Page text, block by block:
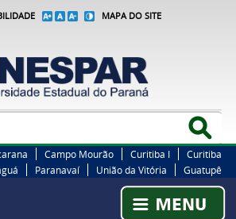
MAPA DO SITE
Campo Mourão Curitiba I
Curitiba
Paranavaí União da Vitória Guatupê